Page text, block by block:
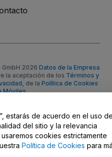
2026 Datos de la Empresa
la aceptación de los Términos y
, de la Política de Cookies
Móviles
estarás de acuerdo en el uso
del sitio y la relevancia
cookies estrictamente
Política de Cookies para